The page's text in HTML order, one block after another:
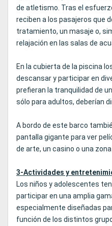
de atletismo. Tras el
reciben a los pasajeros que
tratamiento, un masaje o,
relajación en las salas de
En la cubierta de la piscina
descansar y participar en
prefieran la tranquilidad de
sólo para adultos, deberían
A bordo de este barco
pantalla gigante para ver
de arte, un casino o una
3-Actividades y
Los niños y adolescentes
participar en una amplia
especialmente diseñadas
función de los distintos